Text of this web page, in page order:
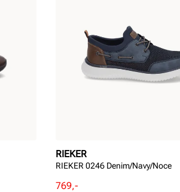
RIEKER
RIEKER 0246 Denim/Navy/Noce
Rabattert
769,-
Ordinær